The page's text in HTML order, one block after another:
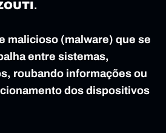
.
malicioso (malware) que se
entre sistemas,
roubando informações ou
dos dispositivos